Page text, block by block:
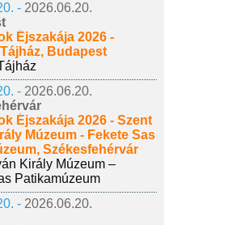
- 2026.06.20.
Éjszakája 2026 -
Budapest
- 2026.06.20.
Éjszakája 2026 - Szent
Múzeum - Fekete Sas
Székesfehérvár
Király Múzeum –
Patikamúzeum
- 2026.06.20.